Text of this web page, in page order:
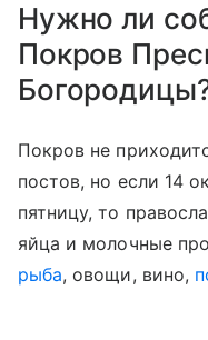
Нужно ли
Покров
Покров не
постов, но если 14
пятницу, то
яйца и молочные
рыба, овощи, вино,